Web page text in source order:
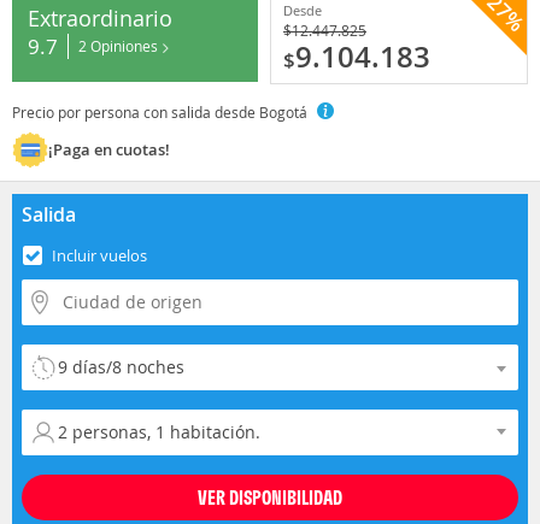
Extraordinario
9.7 2 Opiniones
Desde
$12.447.825
$9.104.183
Precio por persona con salida desde Bogotá
¡Paga en cuotas!
Salida
Incluir vuelos
Selecciona la duración del viaje
Selecciona la ocupación